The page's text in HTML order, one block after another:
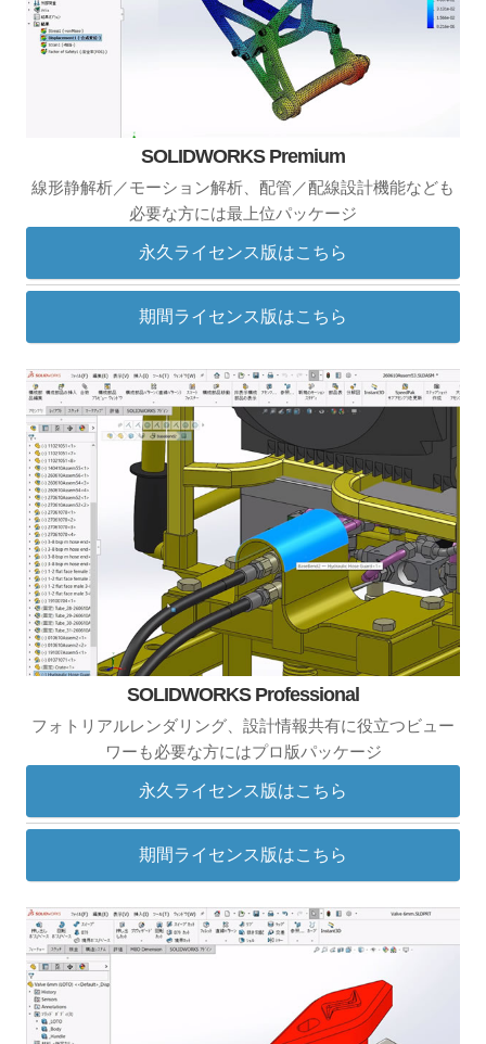
SOLIDWORKS Premium
線形静解析／モーション解析、配管／配線設計機能なども
必要な方には最上位パッケージ
永久ライセンス版はこちら
期間ライセンス版はこちら
SOLIDWORKS Professional
フォトリアルレンダリング、設計情報共有に役立つビュー
ワーも必要な方にはプロ版パッケージ
永久ライセンス版はこちら
期間ライセンス版はこちら